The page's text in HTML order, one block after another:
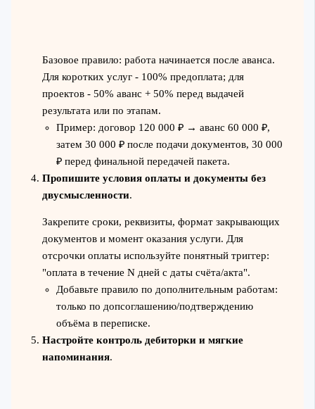
Базовое правило: работа начинается после аванса.
Для коротких услуг - 100% предоплата; для
проектов - 50% аванс + 50% перед выдачей
результата или по этапам.
Пример: договор 120 000 ₽ → аванс 60 000 ₽,
затем 30 000 ₽ после подачи документов, 30 000
₽ перед финальной передачей пакета.
Пропишите условия оплаты и документы без
двусмысленности.
Закрепите сроки, реквизиты, формат закрывающих
документов и момент оказания услуги. Для
отсрочки оплаты используйте понятный триггер:
"оплата в течение N дней с даты счёта/акта".
Добавьте правило по дополнительным работам:
только по допсоглашению/подтверждению
объёма в переписке.
Настройте контроль дебиторки и мягкие
напоминания.